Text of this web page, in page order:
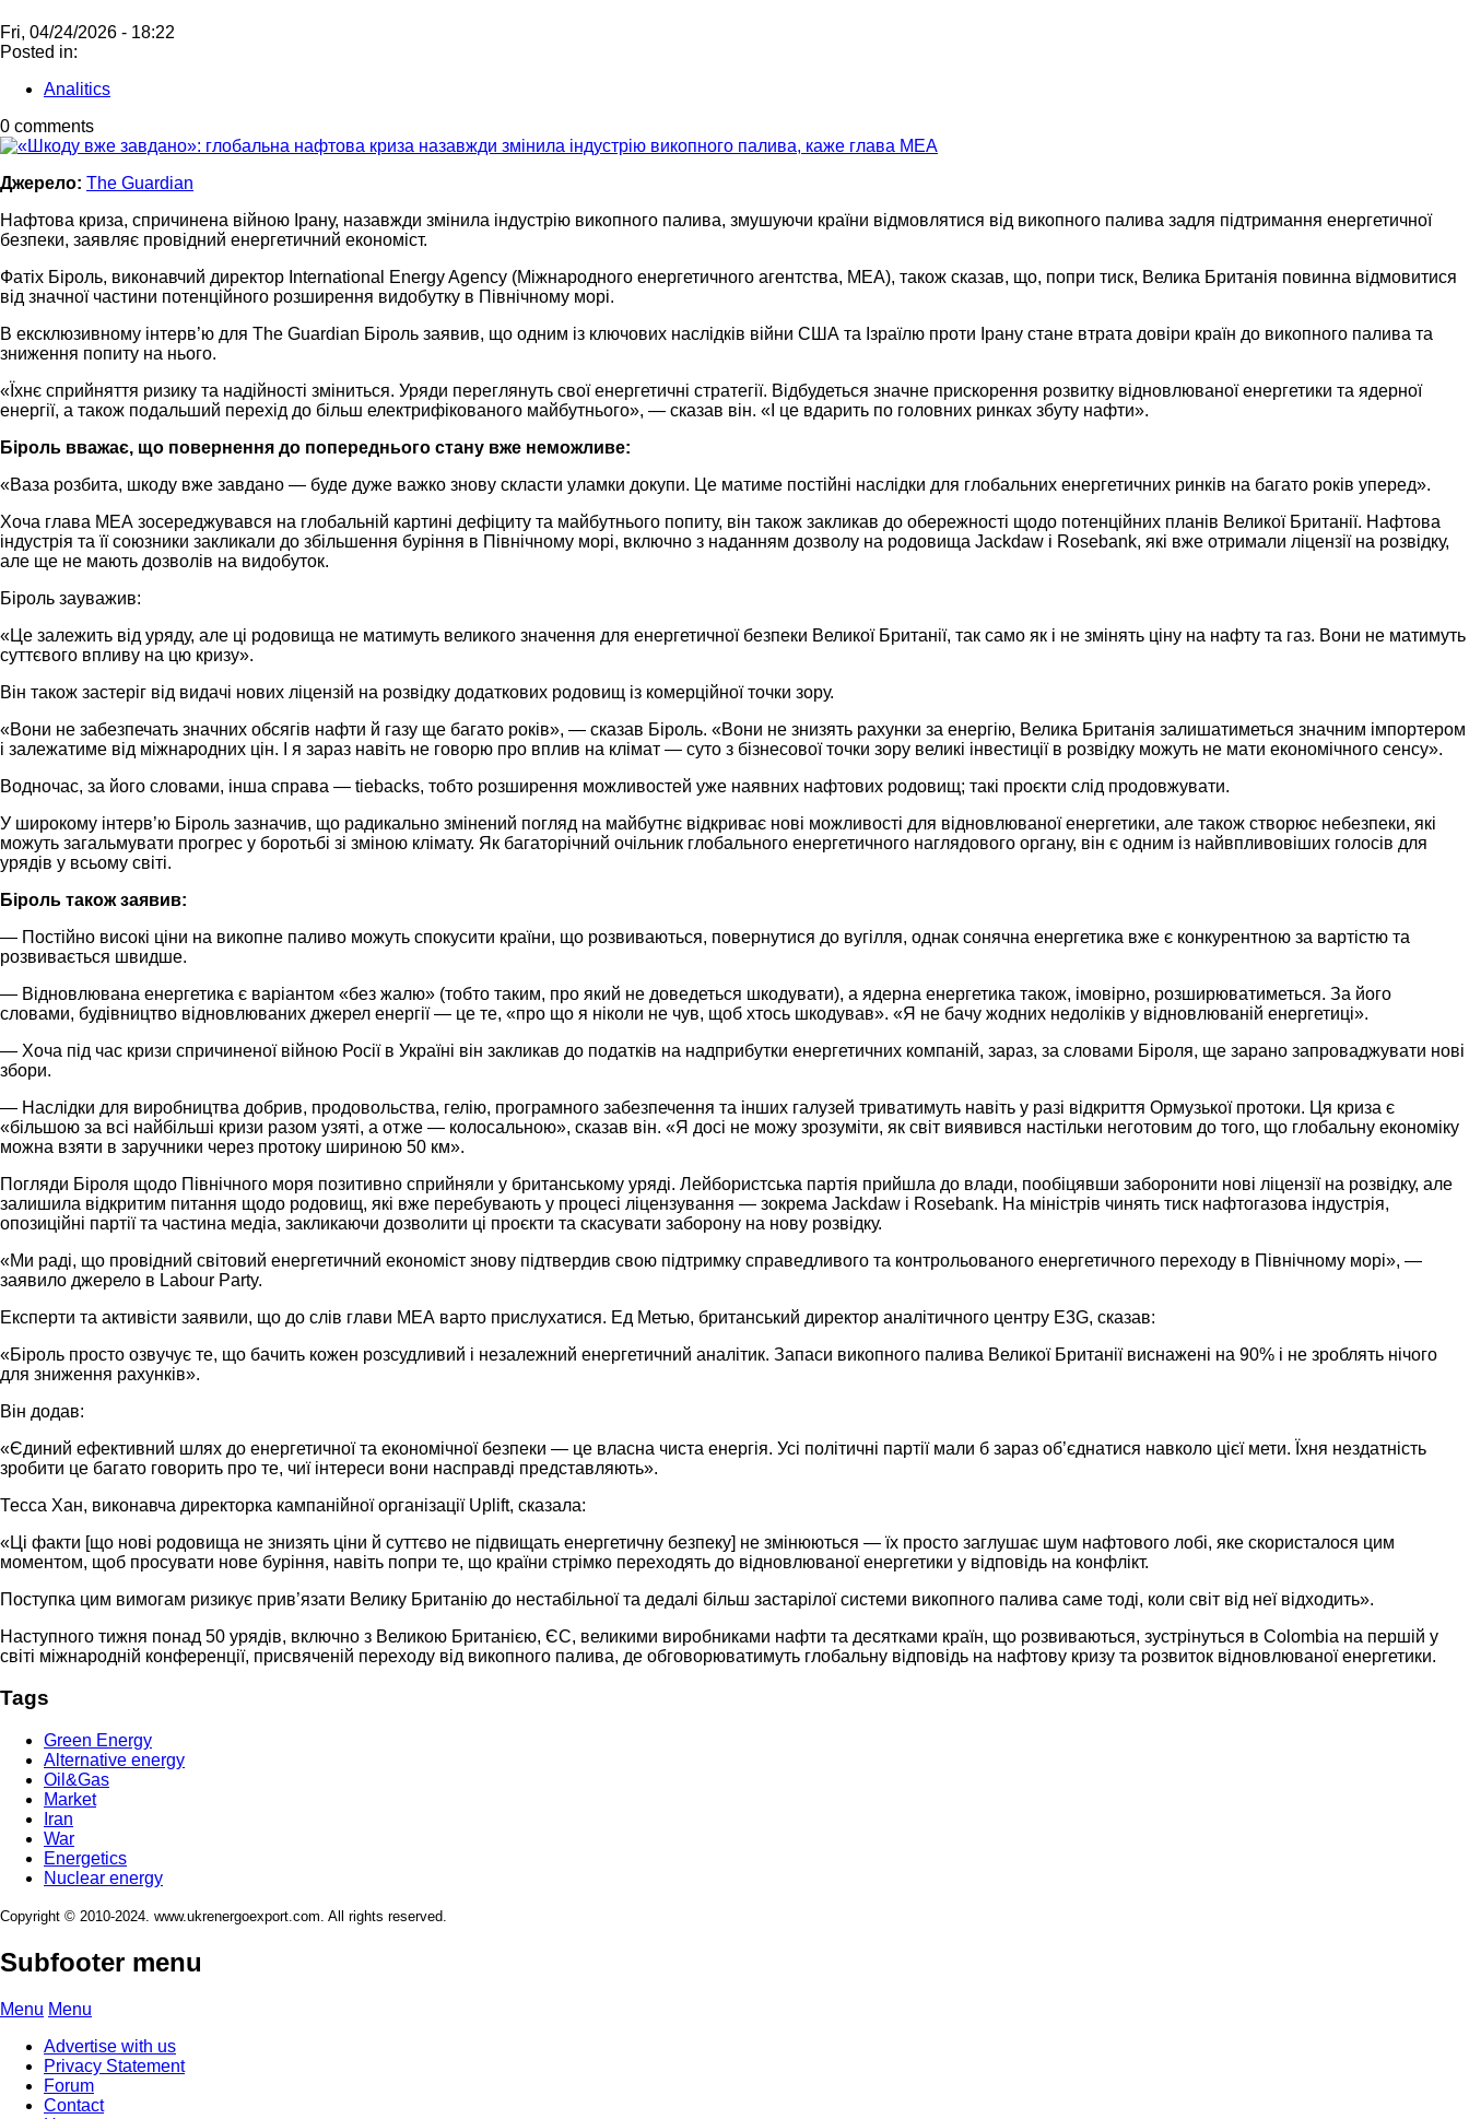
Fri, 04/24/2026 - 18:22
Posted in:
Analitics
0 comments
Джерело: The Guardian
Нафтова криза, спричинена війною Ірану, назавжди змінила індустрію викопного палива, змушуючи країни відмовлятися від викопного палива задля підтримання енергетичної
безпеки, заявляє провідний енергетичний економіст.
Фатіх Біроль, виконавчий директор International Energy Agency (Міжнародного енергетичного агентства, МЕА), також сказав, що, попри тиск, Велика Британія повинна відмовитися
від значної частини потенційного розширення видобутку в Північному морі.
В ексклюзивному інтерв’ю для The Guardian Біроль заявив, що одним із ключових наслідків війни США та Ізраїлю проти Ірану стане втрата довіри країн до викопного палива та
зниження попиту на нього.
«Їхнє сприйняття ризику та надійності зміниться. Уряди переглянуть свої енергетичні стратегії. Відбудеться значне прискорення розвитку відновлюваної енергетики та ядерної
енергії, а також подальший перехід до більш електрифікованого майбутнього», — сказав він. «І це вдарить по головних ринках збуту нафти».
Біроль вважає, що повернення до попереднього стану вже неможливе:
«Ваза розбита, шкоду вже завдано — буде дуже важко знову скласти уламки докупи. Це матиме постійні наслідки для глобальних енергетичних ринків на багато років уперед».
Хоча глава МЕА зосереджувався на глобальній картині дефіциту та майбутнього попиту, він також закликав до обережності щодо потенційних планів Великої Британії. Нафтова
індустрія та її союзники закликали до збільшення буріння в Північному морі, включно з наданням дозволу на родовища Jackdaw і Rosebank, які вже отримали ліцензії на розвідку,
але ще не мають дозволів на видобуток.
Біроль зауважив:
«Це залежить від уряду, але ці родовища не матимуть великого значення для енергетичної безпеки Великої Британії, так само як і не змінять ціну на нафту та газ. Вони не матимуть
суттєвого впливу на цю кризу».
Він також застеріг від видачі нових ліцензій на розвідку додаткових родовищ із комерційної точки зору.
«Вони не забезпечать значних обсягів нафти й газу ще багато років», — сказав Біроль. «Вони не знизять рахунки за енергію, Велика Британія залишатиметься значним імпортером
і залежатиме від міжнародних цін. І я зараз навіть не говорю про вплив на клімат — суто з бізнесової точки зору великі інвестиції в розвідку можуть не мати економічного сенсу».
Водночас, за його словами, інша справа — tiebacks, тобто розширення можливостей уже наявних нафтових родовищ; такі проєкти слід продовжувати.
У широкому інтерв’ю Біроль зазначив, що радикально змінений погляд на майбутнє відкриває нові можливості для відновлюваної енергетики, але також створює небезпеки, які
можуть загальмувати прогрес у боротьбі зі зміною клімату. Як багаторічний очільник глобального енергетичного наглядового органу, він є одним із найвпливовіших голосів для
урядів у всьому світі.
Біроль також заявив:
— Постійно високі ціни на викопне паливо можуть спокусити країни, що розвиваються, повернутися до вугілля, однак сонячна енергетика вже є конкурентною за вартістю та
розвивається швидше.
— Відновлювана енергетика є варіантом «без жалю» (тобто таким, про який не доведеться шкодувати), а ядерна енергетика також, імовірно, розширюватиметься. За його
словами, будівництво відновлюваних джерел енергії — це те, «про що я ніколи не чув, щоб хтось шкодував». «Я не бачу жодних недоліків у відновлюваній енергетиці».
— Хоча під час кризи спричиненої війною Росії в Україні він закликав до податків на надприбутки енергетичних компаній, зараз, за словами Біроля, ще зарано запроваджувати нові
збори.
— Наслідки для виробництва добрив, продовольства, гелію, програмного забезпечення та інших галузей триватимуть навіть у разі відкриття Ормузької протоки. Ця криза є
«більшою за всі найбільші кризи разом узяті, а отже — колосальною», сказав він. «Я досі не можу зрозуміти, як світ виявився настільки неготовим до того, що глобальну економіку
можна взяти в заручники через протоку шириною 50 км».
Погляди Біроля щодо Північного моря позитивно сприйняли у британському уряді. Лейбористська партія прийшла до влади, пообіцявши заборонити нові ліцензії на розвідку, але
залишила відкритим питання щодо родовищ, які вже перебувають у процесі ліцензування — зокрема Jackdaw і Rosebank. На міністрів чинять тиск нафтогазова індустрія,
опозиційні партії та частина медіа, закликаючи дозволити ці проєкти та скасувати заборону на нову розвідку.
«Ми раді, що провідний світовий енергетичний економіст знову підтвердив свою підтримку справедливого та контрольованого енергетичного переходу в Північному морі», —
заявило джерело в Labour Party.
Експерти та активісти заявили, що до слів глави МЕА варто прислухатися. Ед Метью, британський директор аналітичного центру E3G, сказав:
«Біроль просто озвучує те, що бачить кожен розсудливий і незалежний енергетичний аналітик. Запаси викопного палива Великої Британії виснажені на 90% і не зроблять нічого
для зниження рахунків».
Він додав:
«Єдиний ефективний шлях до енергетичної та економічної безпеки — це власна чиста енергія. Усі політичні партії мали б зараз об’єднатися навколо цієї мети. Їхня нездатність
зробити це багато говорить про те, чиї інтереси вони насправді представляють».
Тесса Хан, виконавча директорка кампанійної організації Uplift, сказала:
«Ці факти [що нові родовища не знизять ціни й суттєво не підвищать енергетичну безпеку] не змінюються — їх просто заглушає шум нафтового лобі, яке скористалося цим
моментом, щоб просувати нове буріння, навіть попри те, що країни стрімко переходять до відновлюваної енергетики у відповідь на конфлікт.
Поступка цим вимогам ризикує прив’язати Велику Британію до нестабільної та дедалі більш застарілої системи викопного палива саме тоді, коли світ від неї відходить».
Наступного тижня понад 50 урядів, включно з Великою Британією, ЄС, великими виробниками нафти та десятками країн, що розвиваються, зустрінуться в Colombia на першій у
світі міжнародній конференції, присвяченій переходу від викопного палива, де обговорюватимуть глобальну відповідь на нафтову кризу та розвиток відновлюваної енергетики.
Tags
Green Energy
Alternative energy
Oil&Gas
Market
Iran
War
Energetics
Nuclear energy
Copyright © 2010-2024. www.ukrenergoexport.com. All rights reserved.
Subfooter menu
Menu Menu
Advertise with us
Privacy Statement
Forum
Contact